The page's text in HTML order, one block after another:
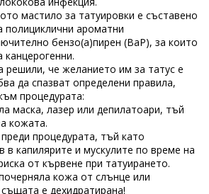
мастило за татуировки е съставено
ароматни
бензо(а)пирен (BaP), за които
канцерогенни.
решили, че желанието им за татус е
да спазват определени правила,
процедурата:
маска, лазер или депилатоари, тъй
кожата.
процедурата, тъй като
в капилярите и мускулите по време на
от кървене при татуирането.
кожа от слънце или
е дехидратирана!